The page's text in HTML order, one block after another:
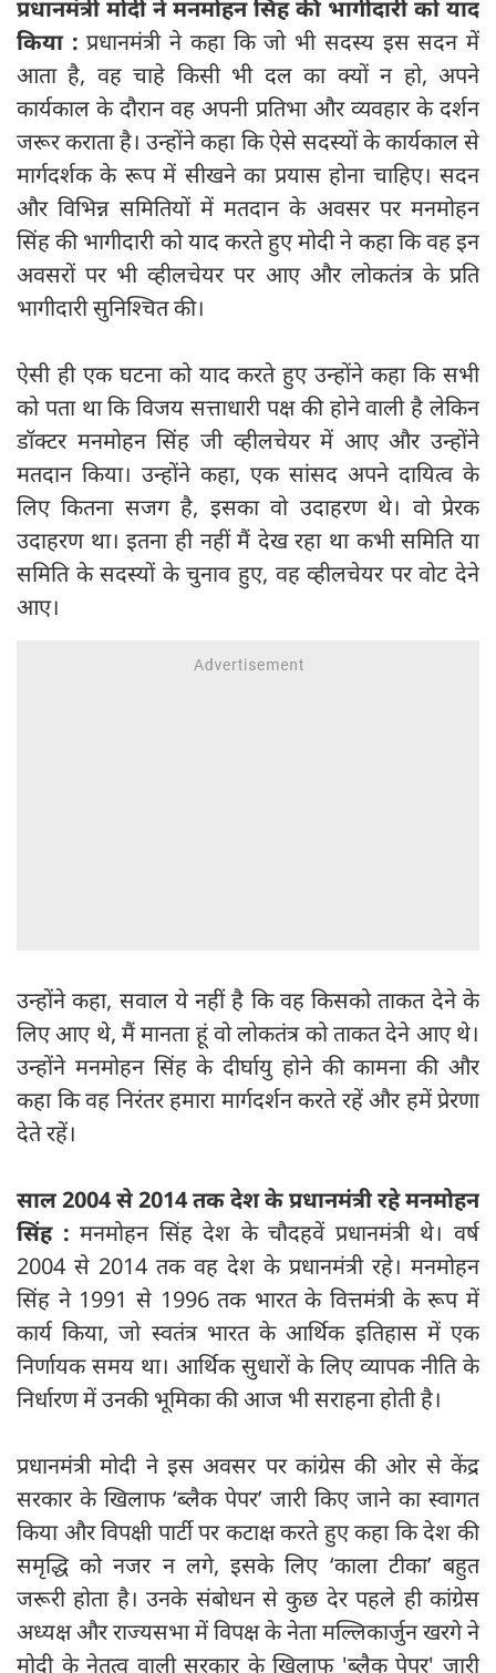
प्रधानमंत्री मोदी ने मनमोहन सिंह की भागीदारी को याद
किया : प्रधानमंत्री ने कहा कि जो भी सदस्य इस सदन में
आता है, वह चाहे किसी भी दल का क्यों न हो, अपने
कार्यकाल के दौरान वह अपनी प्रतिभा और व्यवहार के दर्शन
जरूर कराता है। उन्होंने कहा कि ऐसे सदस्यों के कार्यकाल से
मार्गदर्शक के रूप में सीखने का प्रयास होना चाहिए। सदन
और विभिन्न समितियों में मतदान के अवसर पर मनमोहन
सिंह की भागीदारी को याद करते हुए मोदी ने कहा कि वह इन
अवसरों पर भी व्हीलचेयर पर आए और लोकतंत्र के प्रति
भागीदारी सुनिश्चित की।
ऐसी ही एक घटना को याद करते हुए उन्होंने कहा कि सभी
को पता था कि विजय सत्ताधारी पक्ष की होने वाली है लेकिन
डॉक्टर मनमोहन सिंह जी व्हीलचेयर में आए और उन्होंने
मतदान किया। उन्होंने कहा, एक सांसद अपने दायित्व के
लिए कितना सजग है, इसका वो उदाहरण थे। वो प्रेरक
उदाहरण था। इतना ही नहीं मैं देख रहा था कभी समिति या
समिति के सदस्यों के चुनाव हुए, वह व्हीलचेयर पर वोट देने
आए।
उन्होंने कहा, सवाल ये नहीं है कि वह किसको ताकत देने के
लिए आए थे, मैं मानता हूं वो लोकतंत्र को ताकत देने आए थे।
उन्होंने मनमोहन सिंह के दीर्घायु होने की कामना की और
कहा कि वह निरंतर हमारा मार्गदर्शन करते रहें और हमें प्रेरणा
देते रहें।
साल 2004 से 2014 तक देश के प्रधानमंत्री रहे मनमोहन
सिंह :मनमोहन सिंह देश के चौदहवें प्रधानमंत्री थे। वर्ष
2004 से 2014 तक वह देश के प्रधानमंत्री रहे। मनमोहन
सिंह ने 1991 से 1996 तक भारत के वित्तमंत्री के रूप में
कार्य किया, जो स्वतंत्र भारत के आर्थिक इतिहास में एक
निर्णायक समय था। आर्थिक सुधारों के लिए व्यापक नीति के
निर्धारण में उनकी भूमिका की आज भी सराहना होती है।
प्रधानमंत्री मोदी ने इस अवसर पर कांग्रेस की ओर से केंद्र
सरकार के खिलाफ ‘ब्लैक पेपर’ जारी किए जाने का स्वागत
किया और विपक्षी पार्टी पर कटाक्ष करते हुए कहा कि देश की
समृद्धि को नजर न लगे, इसके लिए ‘काला टीका’ बहुत
जरूरी होता है। उनके संबोधन से कुछ देर पहले ही कांग्रेस
अध्यक्ष और राज्यसभा में विपक्ष के नेता मल्लिकार्जुन खरगे ने
मोदी के नेतृत्व वाली सरकार के खिलाफ 'ब्लैक पेपर' जारी